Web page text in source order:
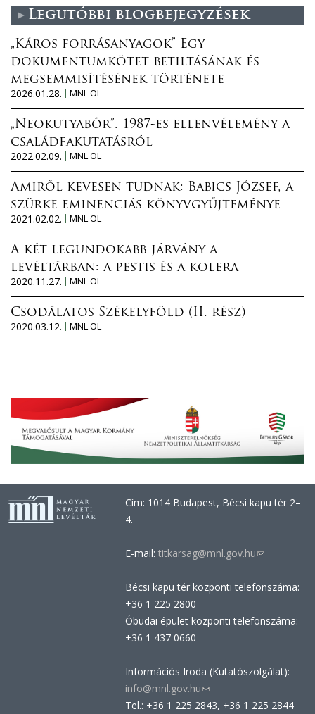
Legutóbbi blogbejegyzések
„Káros forrásanyagok” Egy
dokumentumkötet betiltásának és
megsemmisítésének története
2026.01.28.
MNL OL
„Neokutyabőr”. 1987-es ellenvélemény a
családfakutatásról
2022.02.09.
MNL OL
Amiről kevesen tudnak: Babics József, a
szürke eminenciás könyvgyűjteménye
2021.02.02.
MNL OL
A két legundokabb járvány a
levéltárban: a pestis és a kolera
2020.11.27.
MNL OL
Csodálatos Székelyföld (II. rész)
2020.03.12.
MNL OL
Cím: 1014 Budapest, Bécsi kapu tér 2–
4.
E-mail: titkarsag@mnl.gov.hu(link
e-
Bécsi kapu tér központi telefonszáma:
+36 1 225 2800
Óbudai épület központi telefonszáma:
+36 1 437 0660
Információs Iroda (Kutatószolgálat):
info@mnl.gov.hu(link
sends
Tel.: +36 1 225 2843, +36 1 225 2844